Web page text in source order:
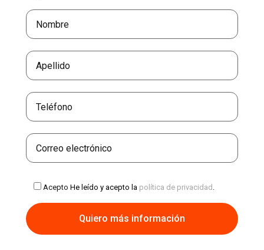
Acepto He leído y acepto la política de privacidad .